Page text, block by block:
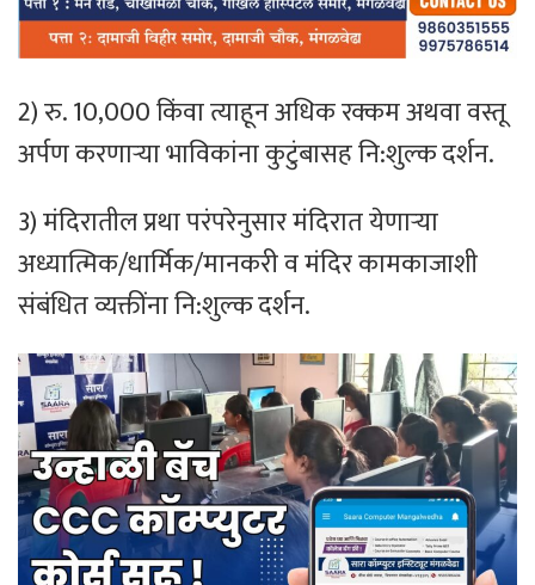
2) रु. 10,000 किंवा त्याहून अधिक रक्कम अथवा वस्तू
अर्पण करणाऱ्या भाविकांना कुटुंबासह नि:शुल्क दर्शन.
3) मंदिरातील प्रथा परंपरेनुसार मंदिरात येणाऱ्या
अध्यात्मिक/धार्मिक/मानकरी व मंदिर कामकाजाशी
संबंधित व्यक्तींना नि:शुल्क दर्शन.